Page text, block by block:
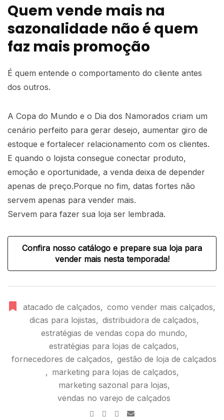
Quem vende mais na
sazonalidade não é quem
faz mais promoção
É quem entende o comportamento do cliente antes
dos outros.
A Copa do Mundo e o Dia dos Namorados criam um
cenário perfeito para gerar desejo, aumentar giro de
estoque e fortalecer relacionamento com os clientes.
E quando o lojista consegue conectar produto,
emoção e oportunidade, a venda deixa de depender
apenas de preço.Porque no fim, datas fortes não
servem apenas para vender mais.
Servem para fazer sua loja ser lembrada.
Confira nosso catálogo e prepare sua loja para
vender mais nesta temporada!
atacado de calçados, como vender mais calçados,
dicas para lojistas, distribuidora de calçados,
estratégias de vendas copa do mundo,
estratégias para lojas de calçados,
fornecedores de calçados, gestão de loja de calçados
, marketing para lojas de calçados,
marketing sazonal para lojas,
vendas no varejo de calçados